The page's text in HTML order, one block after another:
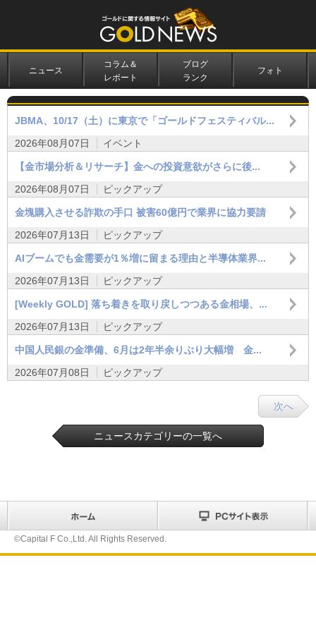
ニュース
コラム＆
レポート
ブログ
ランク
フォト
JBMA、10/17（土）に東京で「ゴールドフェスティバル...
2026年08月07日
イベント
【金市場分析＆リサーチ】金への投資意欲がさらに後...
2026年08月07日
ピックアップ
金塊購入させる詐欺の手口 被害60億円で業界に協力要請
2026年07月13日
ピックアップ
AIブームでも金需要が1％増に留まる理由と半導体業界...
2026年07月13日
ピックアップ
[Weekly GOLD] 落ち着きを取り戻しつつある金相場、...
2026年07月13日
ピックアップ
中国人民銀の金準備、6月は2年半余りぶり大幅増 金...
2026年07月08日
ピックアップ
次へ
ニュースカテゴリーの一覧へ
©Capital F Co.,Ltd. All Rights Reserved.